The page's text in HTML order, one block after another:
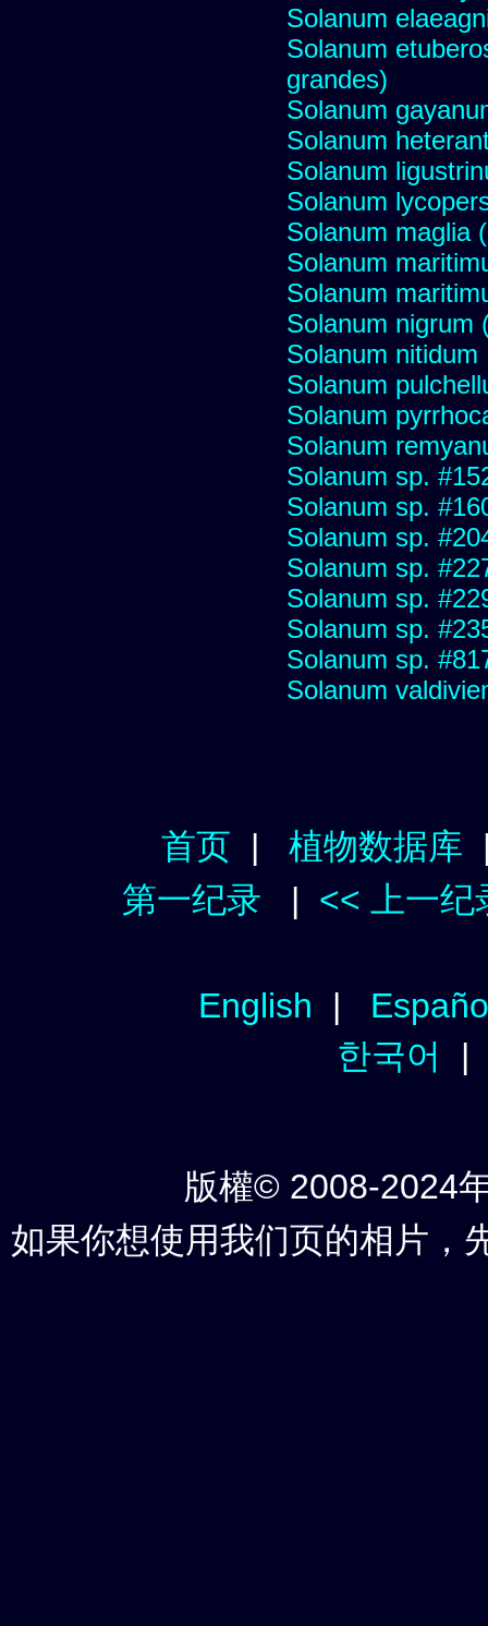
Solanum
Solanum
grandes)
Solanum
Solanum
Solanum
Solanum
Solanum maglia
Solanum
Solanum
Solanum nigrum
Solanum nitidum
Solanum
Solanum
Solanum
Solanum sp.
Solanum sp.
Solanum sp.
Solanum sp.
Solanum sp.
Solanum sp.
Solanum sp.
Solanum
首页 | 植物数据库
第一纪录 | << 上一纪
English |
한국어
版權© 2008-2024
如果你想使用我们页的相片，